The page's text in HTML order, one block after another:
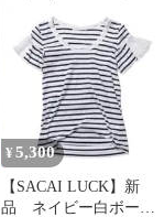
¥ 5,300
【SACAI LUCK】新
品 ネイビー白ボーダ